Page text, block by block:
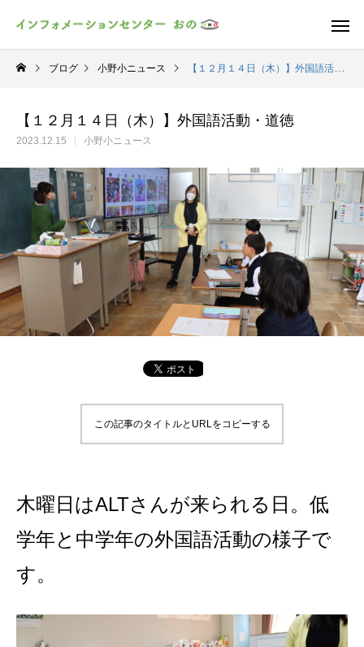
ブログ 小野小ニュース 【１２月１４日（木）】外国語活動・道徳
【１２月１４日（木）】外国語活動・道徳
2023.12.15 小野小ニュース
この記事のタイトルとURLをコピーする
木曜日はALTさんが来られる日。低
学年と中学年の外国語活動の様子で
す。